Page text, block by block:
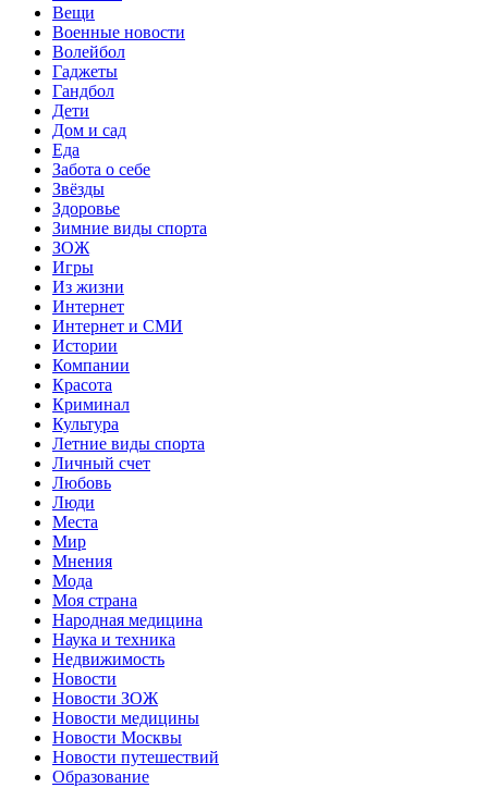
Вещи
Военные новости
Волейбол
Гаджеты
Гандбол
Дети
Дом и сад
Еда
Забота о себе
Звёзды
Здоровье
Зимние виды спорта
ЗОЖ
Игры
Из жизни
Интернет
Интернет и СМИ
Истории
Компании
Красота
Криминал
Культура
Летние виды спорта
Личный счет
Любовь
Люди
Места
Мир
Мнения
Мода
Моя страна
Народная медицина
Наука и техника
Недвижимость
Новости
Новости ЗОЖ
Новости медицины
Новости Москвы
Новости путешествий
Образование